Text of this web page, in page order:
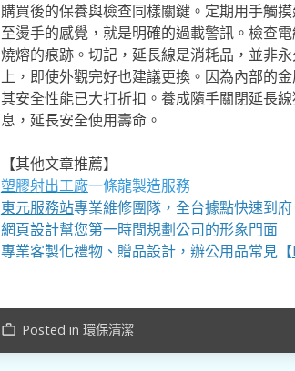
購買後的保養與檢查同樣關鍵。定期用手觸
至燙手的感覺，就是明確的過載警訊。檢查
燒熔的痕跡。切記，延長線是消耗品，並非
上，即使外觀完好也建議更換。因為內部的
其安全性能已大打折扣。養成隨手關閉延長
息，延長安全使用壽命。
【其他文章推薦】
塑膠射出工廠一條龍製造服務
東元服務站專業維修團隊，全台據點快速到府
網頁設計幫您第一時間規劃公司的形象門面
專業客製化禮物、贈品設計，辦公用品常見【
work_outline Posted in 環保清潔